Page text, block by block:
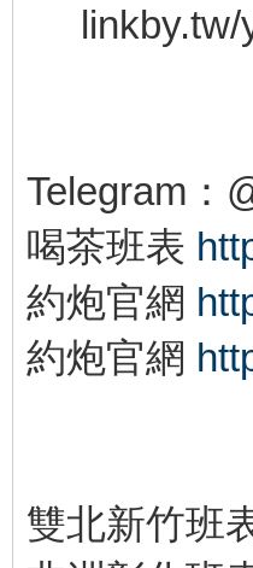
linkby.tw/
Telegram：
喝茶班表
約炮官網
約炮官網
雙北新竹班